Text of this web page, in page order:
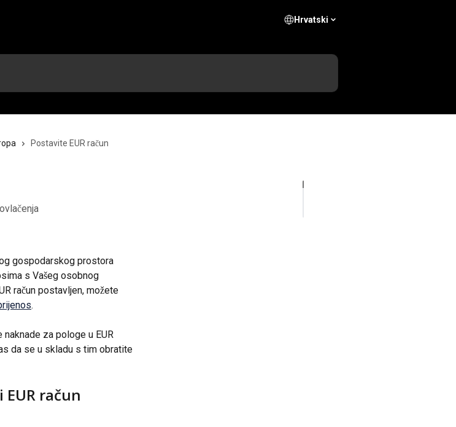
Hrvatski
Postavite EUR račun
gospodarskog prostora
s Vašeg osobnog
račun postavljen, možete
.
za pologe u EUR
da se u skladu s tim obratite
račun